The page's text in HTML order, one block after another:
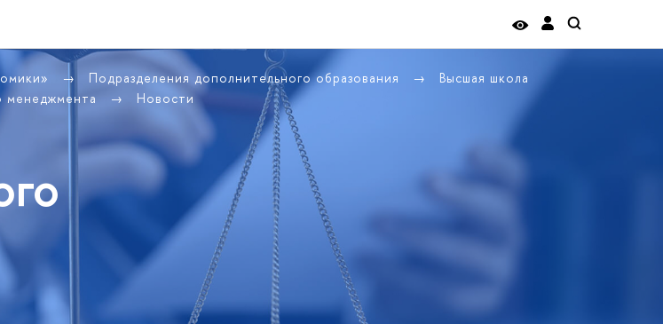
Подразделения дополнительного образования
Высшая школа
менеджмента Новости